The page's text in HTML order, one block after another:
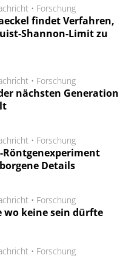
• Forschung
findet Verfahren,
Shannon-Limit zu
• Forschung
nächsten Generation
• Forschung
Röntgenexperiment
Details
• Forschung
wo keine sein dürfte
• Forschung